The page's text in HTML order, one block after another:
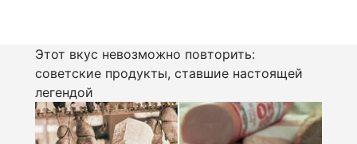
Этот вкус невозможно повторить:
советские продукты, ставшие настоящей
легендой